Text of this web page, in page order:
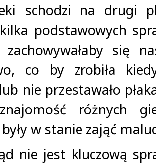
schodzi na drugi
podstawowych
zachowywałaby się
co by zrobiła
nie przestawało
różnych
w stanie zająć
nie jest kluczową